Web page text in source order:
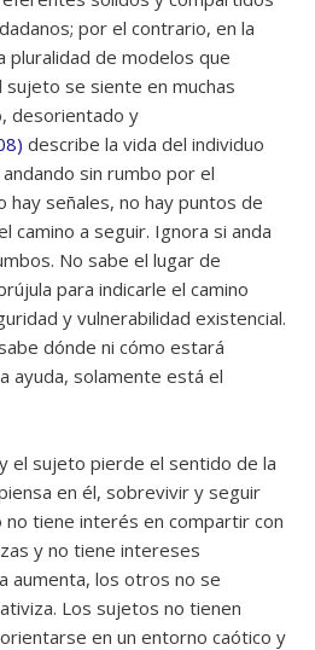
por el contrario, en la
pluralidad de modelos que
sujeto se siente en muchas
desorientado y
describe la vida del individuo
sin rumbo por el
hay señales, no hay puntos de
camino a seguir. Ignora si anda
No sabe el lugar de
para indicarle el camino
y vulnerabilidad existencial.
dónde ni cómo estará
ayuda, solamente está el
el sujeto pierde el sentido de la
en él, sobrevivir y seguir
no tiene interés en compartir con
y no tiene intereses
aumenta, los otros no se
Los sujetos no tienen
en un entorno caótico y